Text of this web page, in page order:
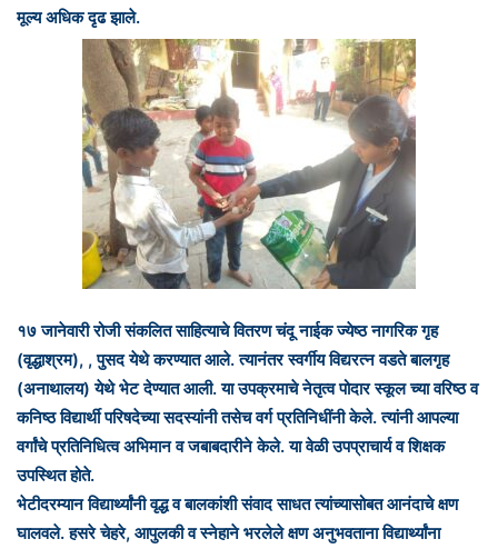
मूल्य अधिक दृढ झाले.
१७ जानेवारी रोजी संकलित साहित्याचे वितरण चंदू नाईक ज्येष्ठ नागरिक गृह
(वृद्धाश्रम), , पुसद येथे करण्यात आले. त्यानंतर स्वर्गीय विद्यरत्न वडते बालगृह
(अनाथालय) येथे भेट देण्यात आली. या उपक्रमाचे नेतृत्व पोदार स्कूल च्या वरिष्ठ व
कनिष्ठ विद्यार्थी परिषदेच्या सदस्यांनी तसेच वर्ग प्रतिनिधींनी केले. त्यांनी आपल्या
वर्गांचे प्रतिनिधित्व अभिमान व जबाबदारीने केले. या वेळी उपप्राचार्य व शिक्षक
उपस्थित होते.
भेटीदरम्यान विद्यार्थ्यांनी वृद्ध व बालकांशी संवाद साधत त्यांच्यासोबत आनंदाचे क्षण
घालवले. हसरे चेहरे, आपुलकी व स्नेहाने भरलेले क्षण अनुभवताना विद्यार्थ्यांना